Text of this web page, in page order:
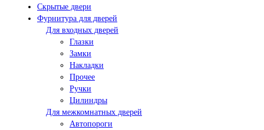
Скрытые двери
Фурнитура для дверей
Для входных дверей
Глазки
Замки
Накладки
Прочее
Ручки
Цилиндры
Для межкомнатных дверей
Автопороги